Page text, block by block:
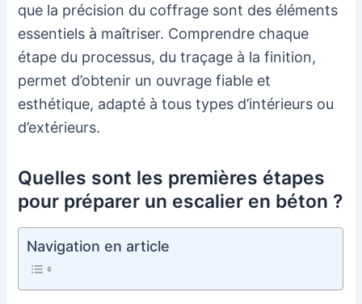
que la précision du coffrage sont des éléments
essentiels à maîtriser. Comprendre chaque
étape du processus, du traçage à la finition,
permet d’obtenir un ouvrage fiable et
esthétique, adapté à tous types d’intérieurs ou
d’extérieurs.
Quelles sont les premières étapes
pour préparer un escalier en béton ?
Navigation en article